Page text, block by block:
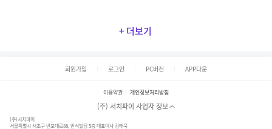
+ 더보기
회원가입 로그인 PC버전 APP다운
이용약관 개인정보처리방침
(주) 서치파이 사업자 정보
(주)서치파이
서울특별시 서초구 반포대로88, 반석빌딩 5층 대표이사 김태묵